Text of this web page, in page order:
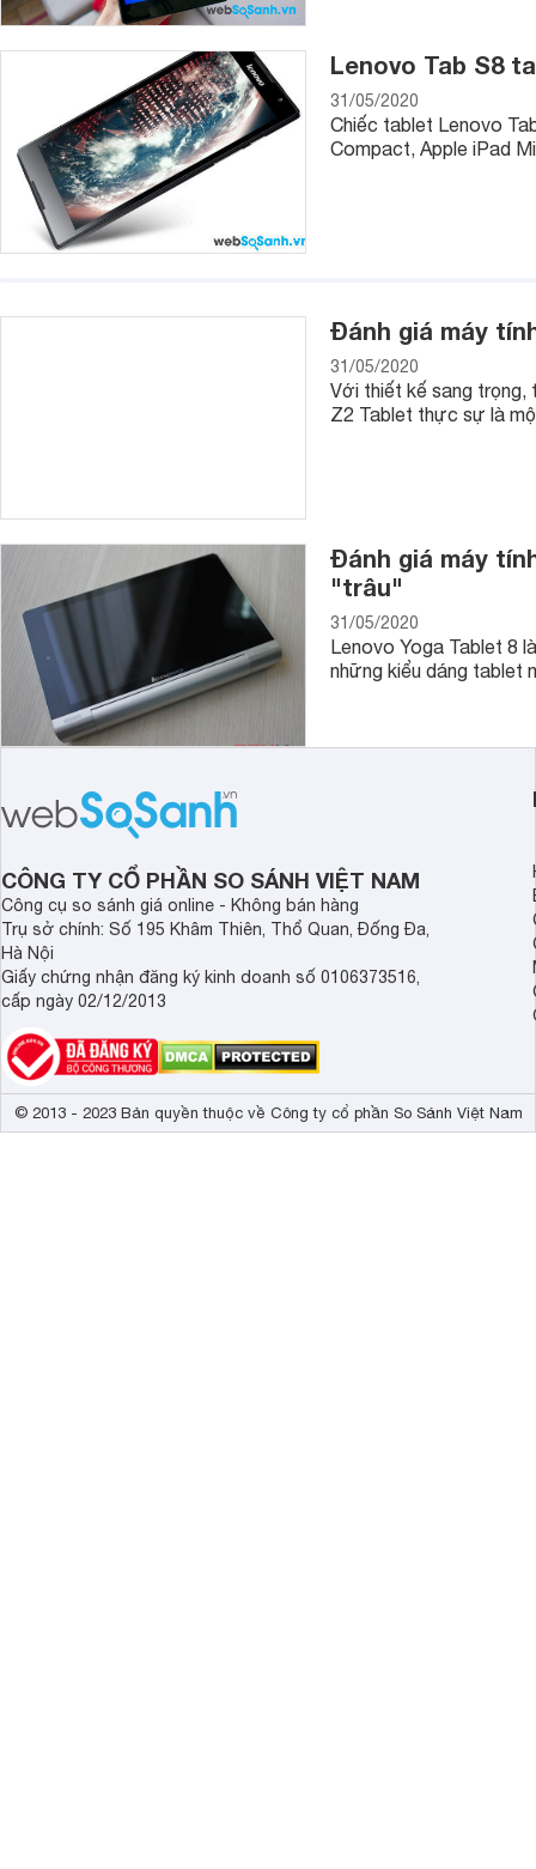
Do đó, khi muốn giữ nguyên thiết kế hay hình thức của
suốt và mỏng.
Hiện nay vỏ bảo vệ cũng có rất nhiều mẫu mã đa dạng,
độc đáo của mình.
Bàn phím ngoài
Bạn có thể cân nhắc mua bàn phím khi muốn gõ nhanh.
Một số bàn phím có thể được kết nối qua Bluetooth, vì vậy
thông minh để chia sẻ bàn phím.
Ngoài ra, có nhiều tùy chọn bàn phím nhẹ, nhỏ gọn, có thể
vào máy tính bảng như một chiếc máy tính xách tay.
Bạn có thể quyết định mua bàn phím nào dựa trên tần suất
Bút cảm ứng
Gần đây, mẫu mã của bút cảm ứng ngày càng đa dạng,
APP vẽ rất tiện lợi.
Lenovo Tab S8
31/05/2020
Chiếc tablet Lenovo
Compact, Apple iPad
Đánh giá máy
31/05/2020
Với thiết kế sang trọng,
Z2 Tablet thực sự là
Đánh giá máy
"trâu"
31/05/2020
Lenovo Yoga Tablet 8
những kiểu dáng tablet
CÔNG TY CỔ PHẦN SO SÁNH VIỆT NAM
Công cụ so sánh giá online - Không bán hàng
Trụ sở chính: Số 195 Khâm Thiên, Thổ Quan, Đống Đa,
Hà Nội
Giấy chứng nhận đăng ký kinh doanh số 0106373516,
cấp ngày 02/12/2013
© 2013 - 2023 Bản quyền thuộc về Công ty cổ phần So Sánh Việt Nam